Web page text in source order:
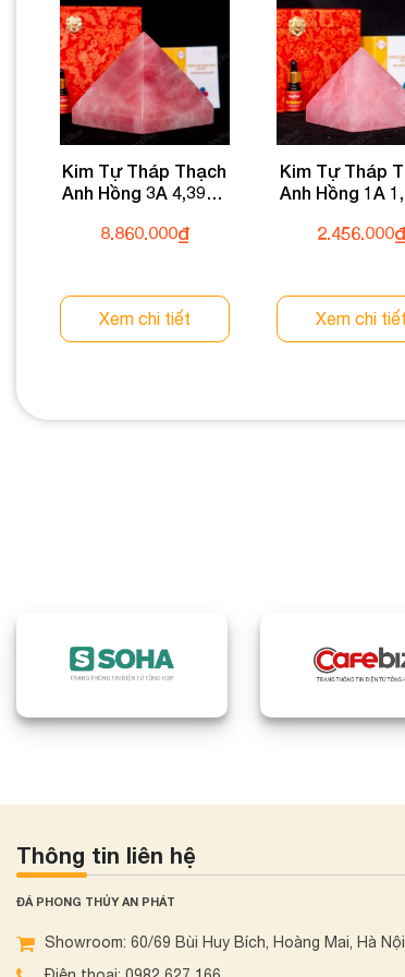
Kim Tự Tháp Thạch
Anh Hồng 3A 4,39kg
8.860.000₫
Xem chi tiết
Kim Tự Tháp
Anh Hồng 1A
2.456.000₫
Xem chi tiết
Thông tin liên hệ
ĐÁ PHONG THỦY AN PHÁT
Showroom: 60/69 Bùi Huy Bích, Hoàng Mai, Hà Nội